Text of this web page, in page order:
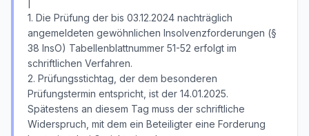
1. Die Prüfung der bis 03.12.2024 nachträglich
angemeldeten gewöhnlichen Insolvenzforderungen (§
38 InsO) Tabellenblattnummer 51-52 erfolgt im
schriftlichen Verfahren.
2. Prüfungsstichtag, der dem besonderen
Prüfungstermin entspricht, ist der 14.01.2025.
Spätestens an diesem Tag muss der schriftliche
Widerspruch, mit dem ein Beteiligter eine Forderung